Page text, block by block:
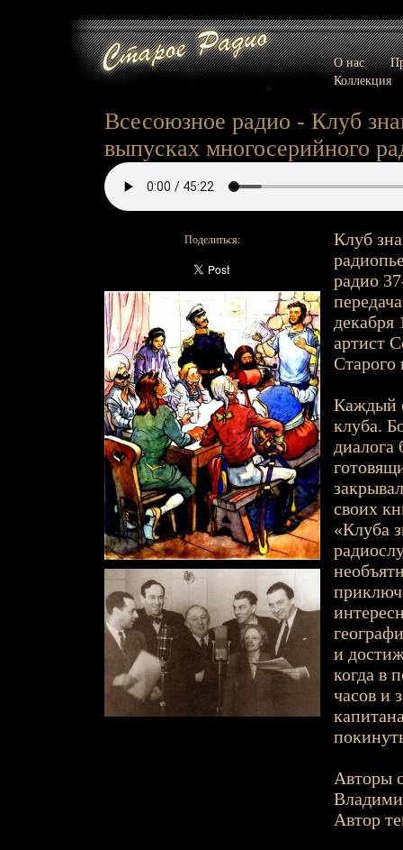
О нас
Коллекция
Всесоюзное радио - Клуб
выпусках многосерийного
Поделиться:
Клуб
радио
декабря
артист
Старого
Каждый
клуба.
своих
«Клуба
и
когда в
часов и
Авторы
Автор